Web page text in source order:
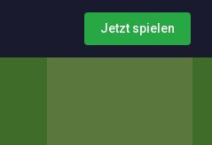
Jetzt spielen